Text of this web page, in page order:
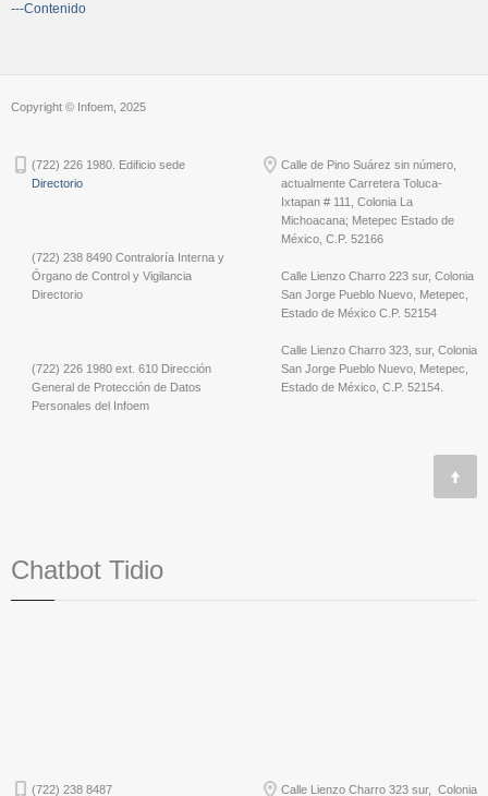
---Contenido
Copyright © Infoem, 2025
(722) 226 1980. Edificio sede
Directorio
(722) 238 8490 Contraloría Interna y
Órgano de Control y Vigilancia
Directorio
(722) 226 1980 ext. 610 Dirección
General de Protección de Datos
Personales del Infoem
Calle de Pino Suárez sin número,
actualmente Carretera Toluca-
Ixtapan # 111, Colonia La
Michoacana; Metepec Estado de
México, C.P. 52166
Calle Lienzo Charro 223 sur, Colonia
San Jorge Pueblo Nuevo, Metepec,
Estado de México C.P. 52154
Calle Lienzo Charro 323, sur, Colonia
San Jorge Pueblo Nuevo, Metepec,
Estado de México, C.P. 52154.
Chatbot Tidio
(722) 238 8487 Calle Lienzo Charro 323 sur, Colonia